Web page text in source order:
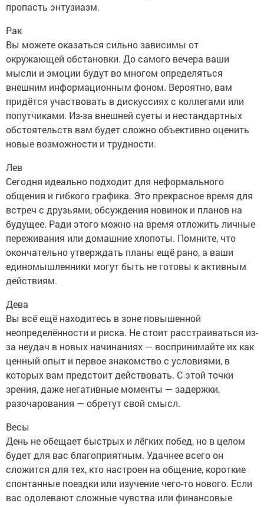
пропасть энтузиазм.
Рак
Вы можете оказаться сильно зависимы от
окружающей обстановки. До самого вечера ваши
мысли и эмоции будут во многом определяться
внешним информационным фоном. Вероятно, вам
придётся участвовать в дискуссиях с коллегами или
попутчиками. Из-за внешней суеты и нестандартных
обстоятельств вам будет сложно объективно оценить
новые возможности и трудности.
Лев
Сегодня идеально подходит для неформального
общения и гибкого графика. Это прекрасное время для
встреч с друзьями, обсуждения новинок и планов на
будущее. Ради этого можно на время отложить личные
переживания или домашние хлопоты. Помните, что
окончательно утверждать планы ещё рано, а ваши
единомышленники могут быть не готовы к активным
действиям.
Дева
Вы всё ещё находитесь в зоне повышенной
неопределённости и риска. Не стоит расстраиваться из-
за неудач в новых начинаниях — воспринимайте их как
ценный опыт и первое знакомство с условиями, в
которых вам предстоит действовать. С этой точки
зрения, даже негативные моменты — задержки,
разочарования — обретут свой смысл.
Весы
День не обещает быстрых и лёгких побед, но в целом
будет для вас благоприятным. Удачнее всего он
сложится для тех, кто настроен на общение, короткие
спонтанные поездки или изучение чего-то нового. Если
вас одолевают сложные чувства или финансовые